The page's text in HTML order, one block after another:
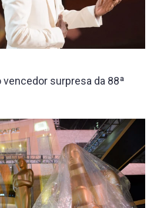
vencedor surpresa da 88ª